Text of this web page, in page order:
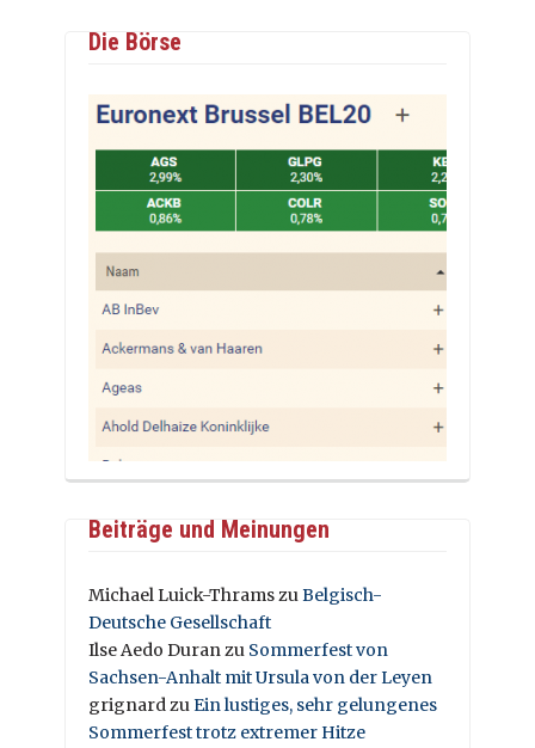
Die Börse
Beiträge und Meinungen
Michael Luick-ThramszuBelgisch-
Deutsche Gesellschaft
Ilse Aedo Duranzu Sommerfest von
Sachsen-Anhalt mit Ursula von der Leyen
grignardzuEin lustiges, sehr gelungenes
Sommerfest trotz extremer Hitze